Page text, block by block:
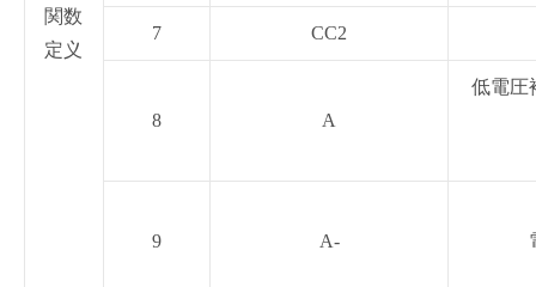
関数
定义
7 CC2
8 A
低電圧
9 A-